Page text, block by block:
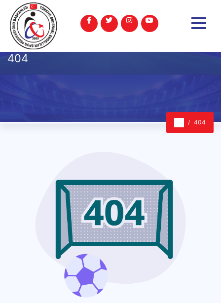
404
404